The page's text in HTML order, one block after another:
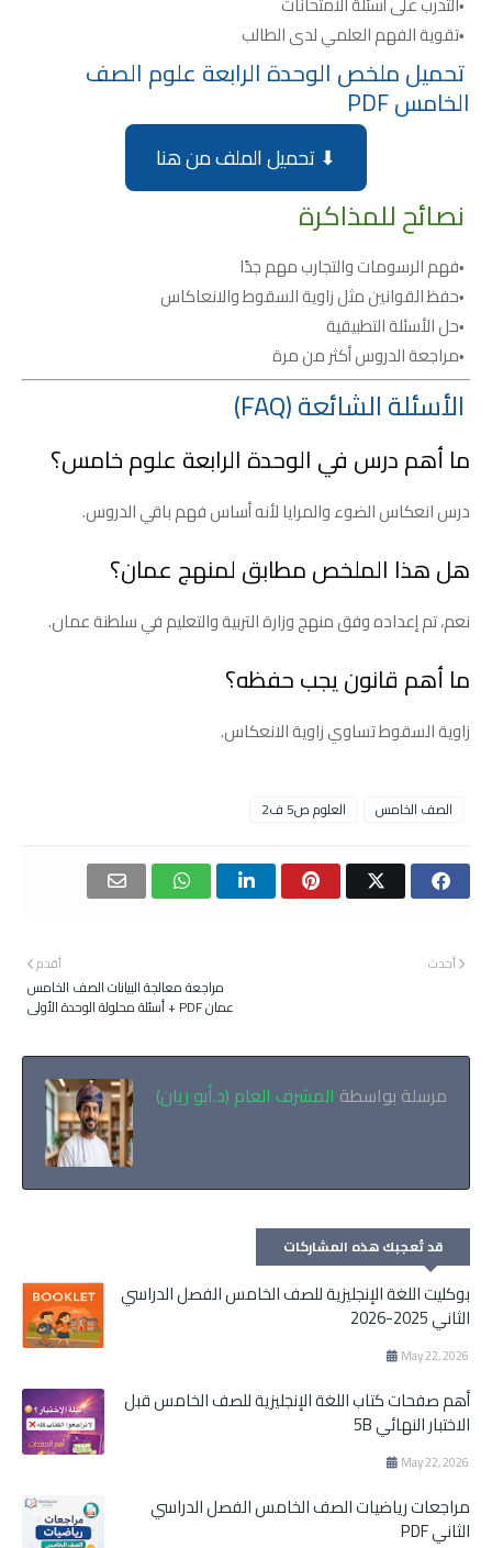
تقوية الفهم العلمي لدى الطالب
تحميل ملخص الوحدة الرابعة علوم الصف
الخامس PDF
⬇ تحميل الملف من هنا
نصائح للمذاكرة
فهم الرسومات والتجارب مهم جدًا
حفظ القوانين مثل زاوية السقوط والانعاكاس
حل الأسئلة التطبيقية
مراجعة الدروس أكثر من مرة
الأسئلة الشائعة (FAQ)
ما أهم درس في الوحدة الرابعة علوم خامس؟
درس انعكاس الضوء والمرايا لأنه أساس فهم باقي الدروس.
هل هذا الملخص مطابق لمنهج عمان؟
نعم، تم إعداده وفق منهج وزارة التربية والتعليم في سلطنة عمان.
ما أهم قانون يجب حفظه؟
زاوية السقوط تساوي زاوية الانعكاس.
الصف الخامس العلوم ص5 ف2
أحدث أقدم
مراجعة معالجة البيانات الصف الخامس
عمان PDF + أسئلة محلولة الوحدة الأولى
مرسلة بواسطة المشرف العام (د.أبو ريان)
قد تُعجبك هذه المشاركات
بوكليت اللغة الإنجليزية للصف الخامس الفصل الدراسي
الثاني 2025-2026
May 22, 2026
أهم صفحات كتاب اللغة الإنجليزية للصف الخامس قبل
الاختبار النهائي 5B
May 22, 2026
مراجعات رياضيات الصف الخامس الفصل الدراسي
الثاني PDF